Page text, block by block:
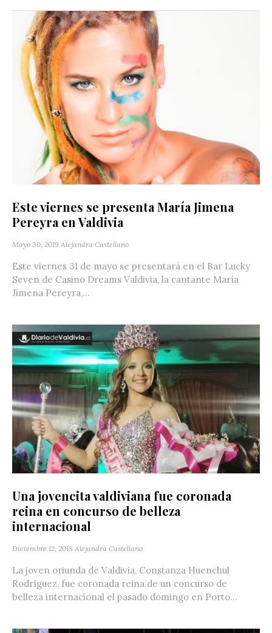
Este viernes se presenta María Jimena
Pereyra en Valdivia
Mayo 30, 2019 Alejandra Castellano
Este viernes 31 de mayo se presentará en el Bar Lucky
Seven de Casino Dreams Valdivia, la cantante María
Jimena Pereyra,...
Una jovencita valdiviana fue coronada
reina en concurso de belleza
internacional
Diciembre 12, 2018 Alejandra Castellano
La joven oriunda de Valdivia, Constanza Huenchul
Rodríguez, fue coronada reina de un concurso de
belleza internacional el pasado domingo en Porto...